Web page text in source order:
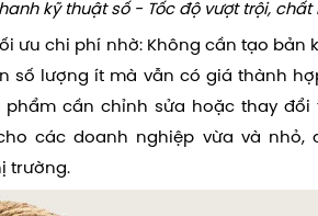
kỹ thuật số - Tốc độ vượt trội,
ưu chi phí nhờ: Không cần tạo bản
số lượng ít mà vẫn có giá thành
cần chỉnh sửa hoặc thay đổi
các doanh nghiệp vừa và nhỏ,
trường.